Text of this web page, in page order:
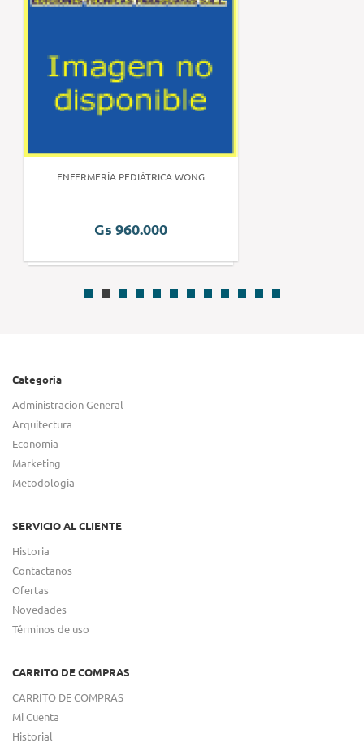
ENFERMERÍA PEDIÁTRICA WONG
Gs 960.000
Categoria
Administracion General
Arquitectura
Economia
Marketing
Metodologia
SERVICIO AL CLIENTE
Historia
Contactanos
Ofertas
Novedades
Términos de uso
CARRITO DE COMPRAS
CARRITO DE COMPRAS
Mi Cuenta
Historial